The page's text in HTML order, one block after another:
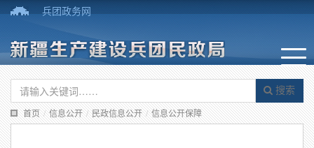
兵团政务网
搜索
首页 / 信息公开 / 民政信息公开 / 信息公开保障